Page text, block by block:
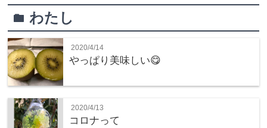
folderわたし
2020/4/14
やっぱり美味しい😋
2020/4/13
コロナって